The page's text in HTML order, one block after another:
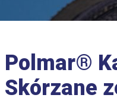
Polmar®
Skórzane